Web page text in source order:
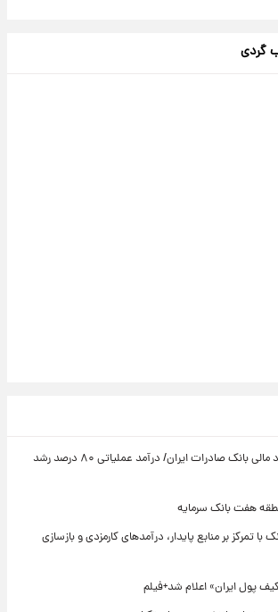
گردی
تغییر مثبت در عملکرد مالی بانک صادرات ایران/ درآمد عملیاتی ۸۰ درصد رشد
هفت بانک سرمایه
با تمرکز بر منابع پایدار، درآمدهای کارمزدی و بازسازی
پول ایران» اعلام شد+فیلم